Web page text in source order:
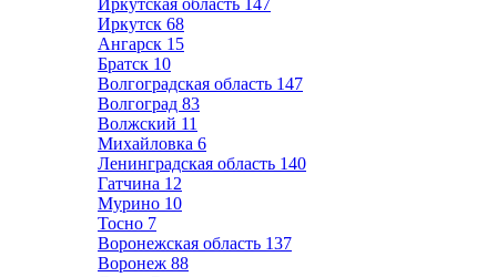
Иркутская область 147
Иркутск 68
Ангарск 15
Братск 10
Волгоградская область 147
Волгоград 83
Волжский 11
Михайловка 6
Ленинградская область 140
Гатчина 12
Мурино 10
Тосно 7
Воронежская область 137
Воронеж 88